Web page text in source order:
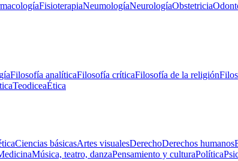
FisioterapiaNeumologíaNeurologíaObstetricia
Filosofía analíticaFilosofía críticaFilosofía de la religión
TeodiceaÉtica
Ciencias básicasArtes visualesDerechoDerechos humanos
Música, teatro, danzaPensamiento y culturaPolítica